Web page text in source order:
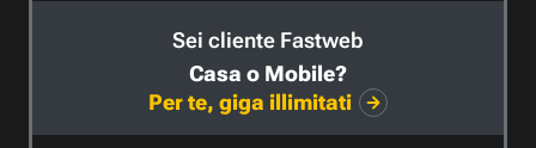
Sei cliente Fastweb
Casa o Mobile?
Per te, giga illimitati